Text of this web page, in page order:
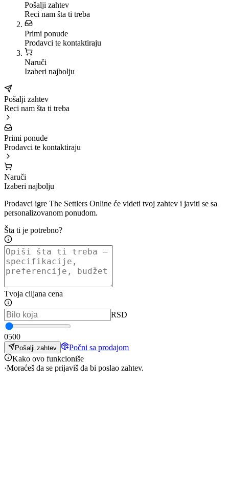
Pošalji zahtev
Reci nam šta ti treba
Primi ponude
Prodavci te kontaktiraju
Naruči
Izaberi najbolju
Pošalji zahtev
Reci nam šta ti treba
Primi ponude
Prodavci te kontaktiraju
Naruči
Izaberi najbolju
Prodavci igre The Settlers Online će videti tvoj zahtev i javiti se sa
personalizovanom ponudom.
Šta ti je potrebno?
Tvoja ciljana cena
RSD
0500
Pošalji zahtev
Počni sa prodajom
Kako ovo funkcioniše
·Moraćeš da se prijaviš da bi poslao zahtev.